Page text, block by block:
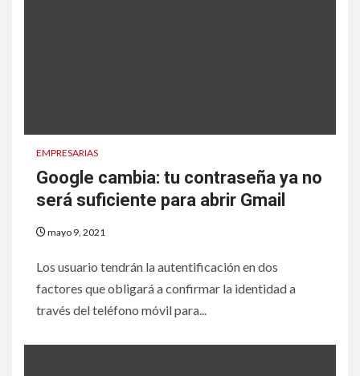
EMPRESARIAS
Google cambia: tu contraseña ya no
será suficiente para abrir Gmail
mayo 9, 2021
Los usuario tendrán la autentificación en dos
factores que obligará a confirmar la identidad a
través del teléfono móvil para...